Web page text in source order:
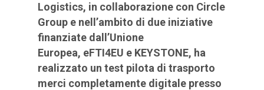
Logistics, in collaborazione con Circle
Group e nell’ambito di due iniziative
finanziate dall’Unione
Europea, eFTI4EU e KEYSTONE, ha
realizzato un test pilota di trasporto
merci completamente digitale presso